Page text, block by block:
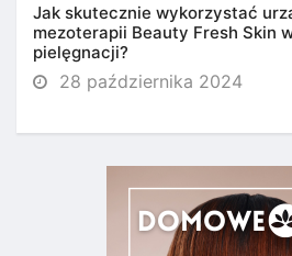
Jak skutecznie wykorzystać
mezoterapii Beauty Fresh Skin
pielęgnacji?
28 października 2024